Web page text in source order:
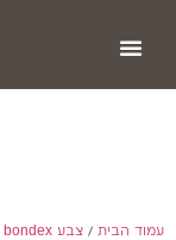
עמוד הבית / צבע bondex